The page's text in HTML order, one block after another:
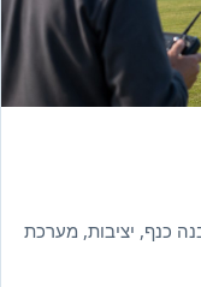
כנף, יציבות, מערכת